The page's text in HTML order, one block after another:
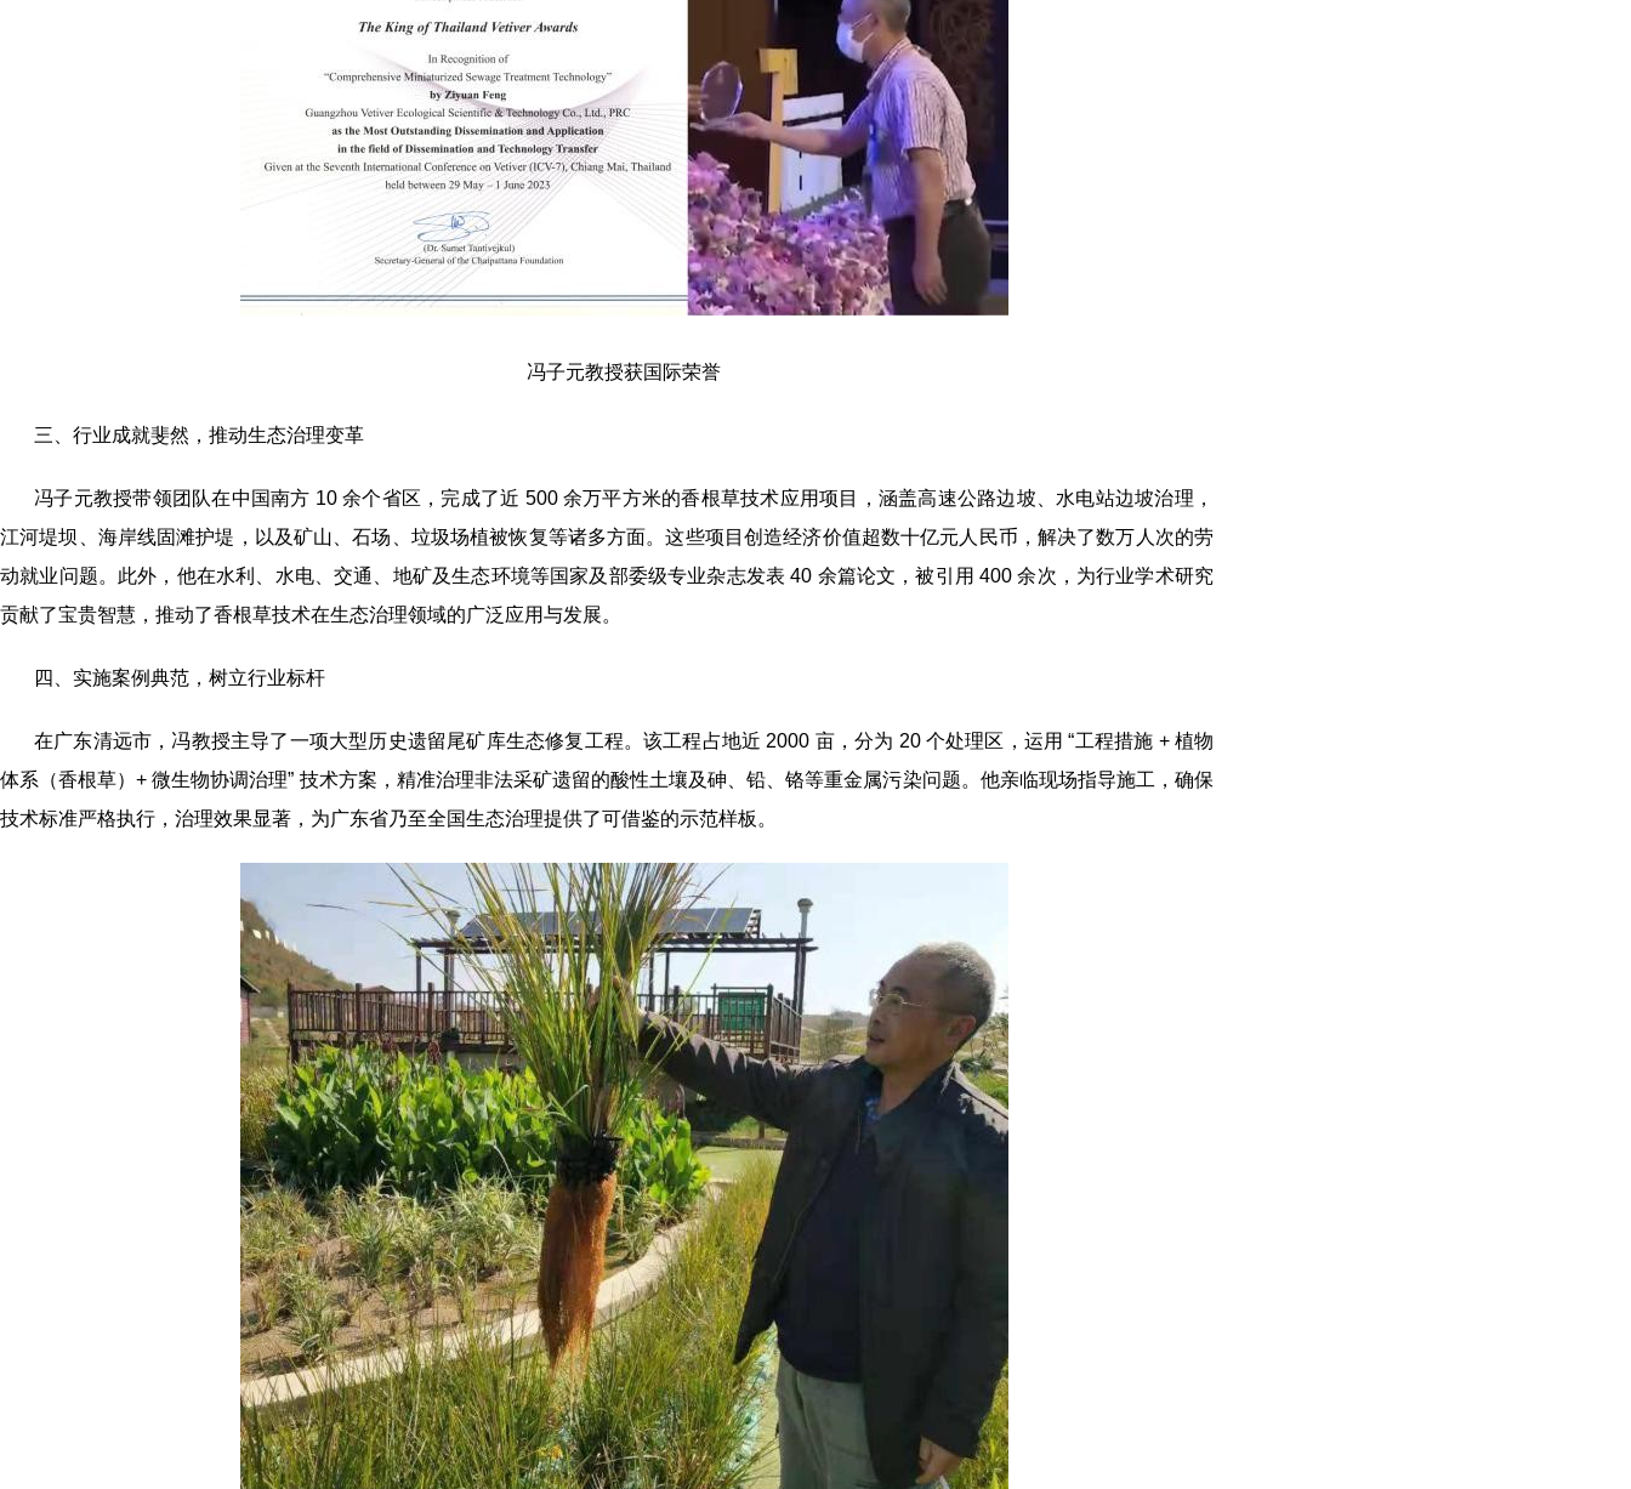
冯子元教授获国际荣誉
三、行业成就斐然，推动生态治理变革
冯子元教授带领团队在中国南方 10 余个省区，完成了近 500 余万平方米的香根草技术应用项目，涵盖高速公路边坡、水电站边坡治理，
江河堤坝、海岸线固滩护堤，以及矿山、石场、垃圾场植被恢复等诸多方面。这些项目创造经济价值超数十亿元人民币，解决了数万人次的劳
动就业问题。此外，他在水利、水电、交通、地矿及生态环境等国家及部委级专业杂志发表 40 余篇论文，被引用 400 余次，为行业学术研究
贡献了宝贵智慧，推动了香根草技术在生态治理领域的广泛应用与发展。
四、实施案例典范，树立行业标杆
在广东清远市，冯教授主导了一项大型历史遗留尾矿库生态修复工程。该工程占地近 2000 亩，分为 20 个处理区，运用 “工程措施 + 植物
体系（香根草）+ 微生物协调治理” 技术方案，精准治理非法采矿遗留的酸性土壤及砷、铅、铬等重金属污染问题。他亲临现场指导施工，确保
技术标准严格执行，治理效果显著，为广东省乃至全国生态治理提供了可借鉴的示范样板。